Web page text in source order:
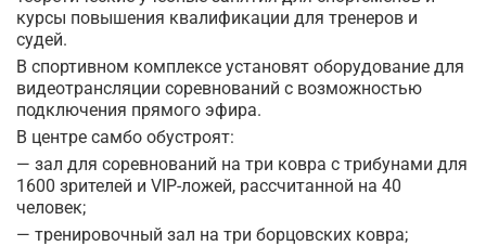
курсы повышения квалификации для тренеров и
судей.
В спортивном комплексе установят оборудование для
видеотрансляции соревнований с возможностью
подключения прямого эфира.
В центре самбо обустроят:
— зал для соревнований на три ковра с трибунами для
1600 зрителей и VIP-ложей, рассчитанной на 40
человек;
— тренировочный зал на три борцовских ковра;